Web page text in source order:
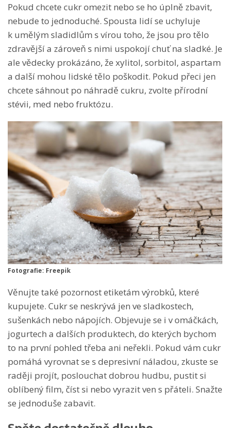
Pokud chcete cukr omezit nebo se ho úplně zbavit,
nebude to jednoduché. Spousta lidí se uchyluje
k umělým sladidlům s vírou toho, že jsou pro tělo
zdravější a zároveň s nimi uspokojí chuť na sladké. Je
ale vědecky prokázáno, že xylitol, sorbitol, aspartam
a další mohou lidské tělo poškodit. Pokud přeci jen
chcete sáhnout po náhradě cukru, zvolte přírodní
stévii, med nebo fruktózu.
Fotografie: Freepik
Věnujte také pozornost etiketám výrobků, které
kupujete. Cukr se neskrývá jen ve sladkostech,
sušenkách nebo nápojích. Objevuje se i v omáčkách,
jogurtech a dalších produktech, do kterých bychom
to na první pohled třeba ani neřekli. Pokud vám cukr
pomáhá vyrovnat se s depresivní náladou, zkuste se
raději projít, poslouchat dobrou hudbu, pustit si
oblíbený film, číst si nebo vyrazit ven s přáteli. Snažte
se jednoduše zabavit.